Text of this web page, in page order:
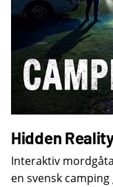
Hidden
Interaktiv
en svensk